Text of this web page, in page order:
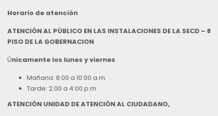
Horario de atención
ATENCIÓN AL PÚBLICO EN LAS INSTALACIONES DE LA SECD – 8
PISO DE LA GOBERNACION
Únicamente los lunes y viernes
Mañana: 8:00 a 10:00 a.m.
Tarde: 2:00 a 4:00 p.m
ATENCIÓN UNIDAD DE ATENCIÓN AL CIUDADANO,